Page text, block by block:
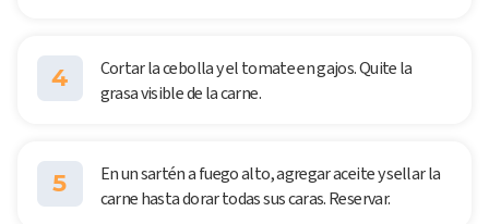
4
Cortar la cebolla y el tomate en gajos. Quite la
grasa visible de la carne.
5
En un sartén a fuego alto, agregar aceite y sellar la
carne hasta dorar todas sus caras. Reservar.